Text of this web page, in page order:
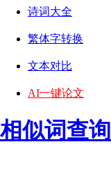
诗词大全
繁体字转换
文本对比
AI一键论文
相似词查询